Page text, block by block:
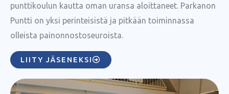
punttikoulun kautta oman uransa aloittaneet. Parkanon
Puntti on yksi perinteisistä ja pitkään toiminnassa
olleista painonnostoseuroista.
LIITY JÄSENEKSI